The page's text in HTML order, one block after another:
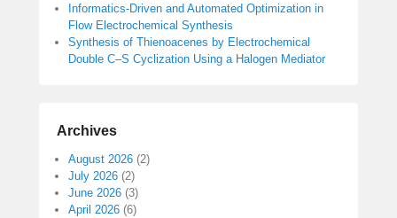
Informatics-Driven and Automated Optimization in
Flow Electrochemical Synthesis
Synthesis of Thienoacenes by Electrochemical
Double C–S Cyclization Using a Halogen Mediator
Archives
August 2026 (2)
July 2026 (2)
June 2026 (3)
April 2026 (6)